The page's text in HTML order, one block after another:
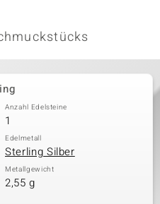
Anzahl Edelsteine
1
Edelmetall
Sterling Silber
Metallgewicht
2,55 g